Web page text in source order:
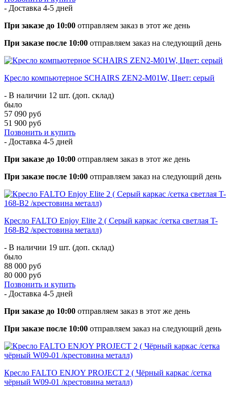
- Доставка 4-5 дней
При заказе до 10:00 отправляем заказ в этот же день
При заказе после 10:00 отправляем заказ на следующий день
Кресло компьютерное SCHAIRS ZEN2-М01W, Цвет: серый
- В наличии 12 шт. (доп. склад)
было
57 090 руб
51 900 руб
Позвонить и купить
- Доставка 4-5 дней
При заказе до 10:00 отправляем заказ в этот же день
При заказе после 10:00 отправляем заказ на следующий день
Кресло FALTO Enjoy Elite 2 ( Серый каркас /сетка светлая T-
168-B2 /крестовина металл)
- В наличии 19 шт. (доп. склад)
было
88 000 руб
80 000 руб
Позвонить и купить
- Доставка 4-5 дней
При заказе до 10:00 отправляем заказ в этот же день
При заказе после 10:00 отправляем заказ на следующий день
Кресло FALTO ENJOY PROJECT 2 ( Чёрный каркас /сетка
чёрный W09-01 /крестовина металл)